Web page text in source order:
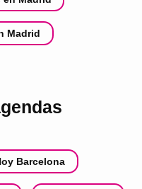
Madrid
Barcelona